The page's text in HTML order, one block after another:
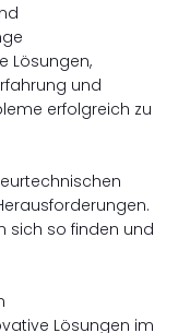
Lösungen,
und
erfolgreich zu
sich so finden und
Lösungen im